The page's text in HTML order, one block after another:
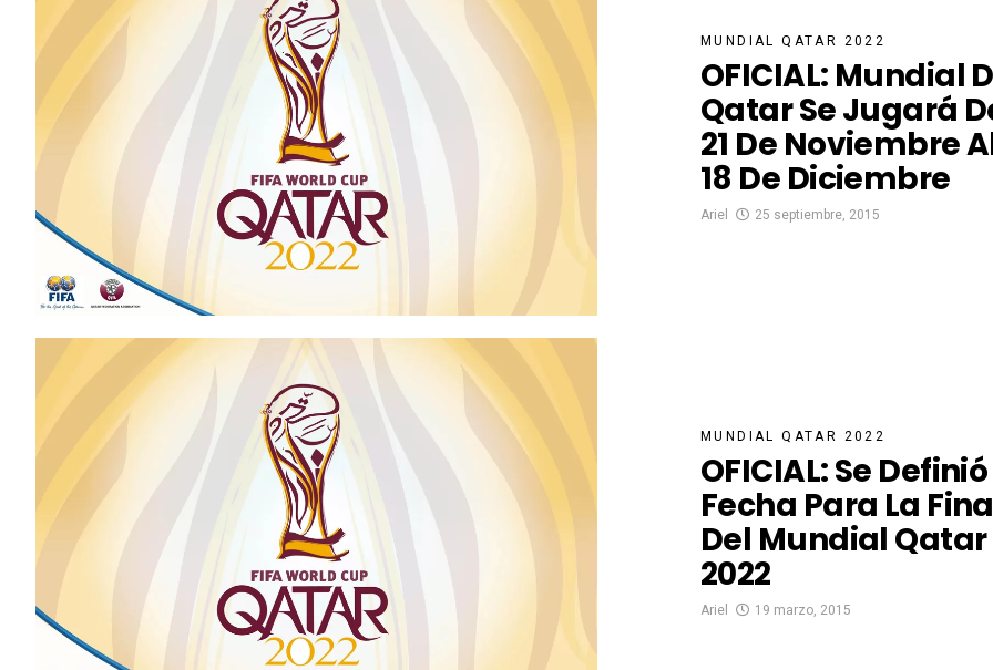
MUNDIAL QATAR 2022
OFICIAL: Mundial
Qatar Se Jugará
21 De Noviembre
18 De Diciembre
Ariel 25 septiembre, 2015
MUNDIAL QATAR 2022
OFICIAL: Se
Fecha Para La
Del Mundial Qatar
2022
Ariel 19 marzo, 2015